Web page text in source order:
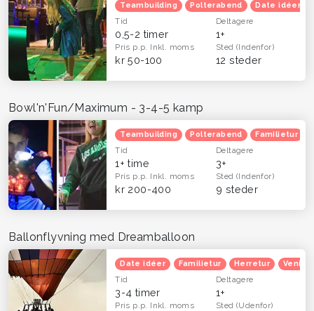
Teambuilding Polterabend Date idéer
Tid
0,5-2 timer
Deltagere
1+
Pris p.p. Inkl. moms
kr 50-100
Sted(Indenfor)
12 steder
Bowl'n'Fun/Maximum - 3-4-5 kamp
Teambuilding Polterabend Familietur
Tid
1+ time
Deltagere
3+
Pris p.p. Inkl. moms
kr 200-400
Sted(Indenfor)
9 steder
Ballonflyvning med Dreamballoon
Date idéer Familietur Herretur
Tid
3-4 timer
Deltagere
1+
Pris p.p. Inkl. moms Sted(Udenfor)